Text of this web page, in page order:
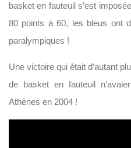
basket en fauteuil s’est
80 points à 60, les bleus ont
paralympiques !
Une victoire qui était d’autant
de basket en fauteuil
Athènes en 2004 !